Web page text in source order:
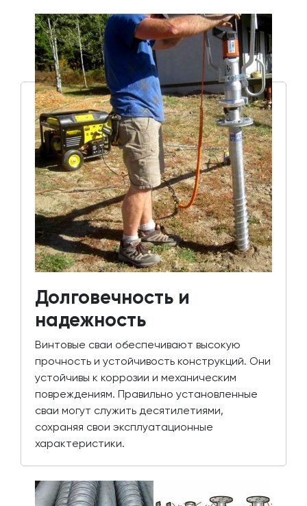
Долговечность и
надежность
Винтовые сваи обеспечивают высокую
прочность и устойчивость конструкций. Они
устойчивы к коррозии и механическим
повреждениям. Правильно установленные
сваи могут служить десятилетиями,
сохраняя свои эксплуатационные
характеристики.